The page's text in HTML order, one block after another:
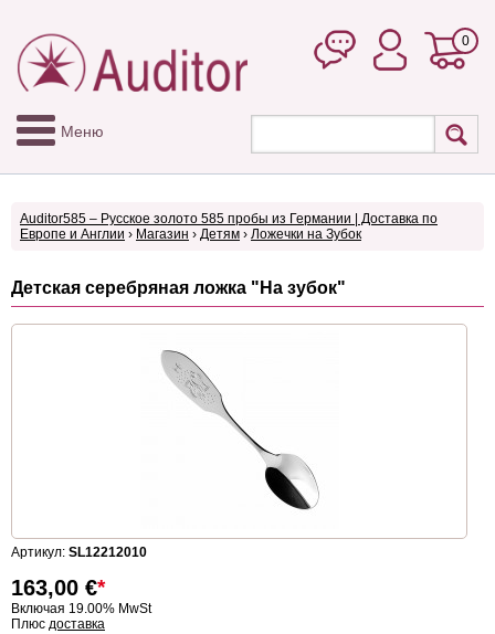
0
Меню
Auditor585 – Русское золото 585 пробы из Германии | Доставка по
Европе и Англии › Магазин › Детям › Ложечки на Зубок
Детская серебряная ложка "На зубок"
Артикул: SL12212010
163,00 €*
Включая 19.00% MwSt
Плюс доставка